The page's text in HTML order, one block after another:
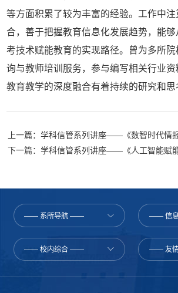
等方面积累了较为丰富的经验。工作中
合，善于把握教育信息化发展趋势，能
考技术赋能教育的实现路径。曾为多所
询与教师培训服务，参与编写相关行业
教育教学的深度融合有着持续的研究和思
上一篇：学科信管系列讲座——《数智时代情
下一篇：学科信管系列讲座——《人工智能赋能